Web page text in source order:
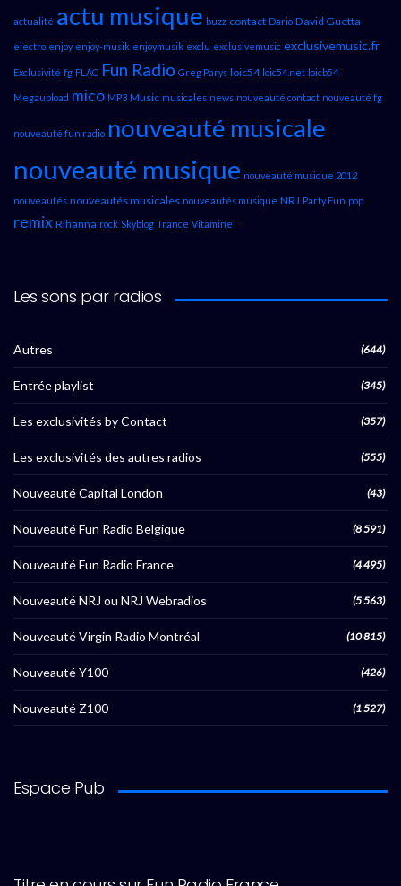
actualité actu musique buzz contact Dario David Guetta
electro enjoy enjoy-musik enjoymusik exclu exclusivemusic exclusivemusic.fr
Exclusivité fg FLAC Fun Radio Greg Parys loic54 loic54.net loicb54
Megaupload mico MP3 Music musicales news nouveauté contact nouveauté fg
nouveauté fun radio nouveauté musicale
nouveauté musique nouveauté musique 2012
nouveautés nouveautés musicales nouveautés musique NRJ Party Fun pop
remix Rihanna rock Skyblog Trance Vitamine
Les sons par radios
Autres (644)
Entrée playlist (345)
Les exclusivités by Contact (357)
Les exclusivités des autres radios (555)
Nouveauté Capital London (43)
Nouveauté Fun Radio Belgique (8 591)
Nouveauté Fun Radio France (4 495)
Nouveauté NRJ ou NRJ Webradios (5 563)
Nouveauté Virgin Radio Montréal (10 815)
Nouveauté Y100 (426)
Nouveauté Z100 (1 527)
Espace Pub